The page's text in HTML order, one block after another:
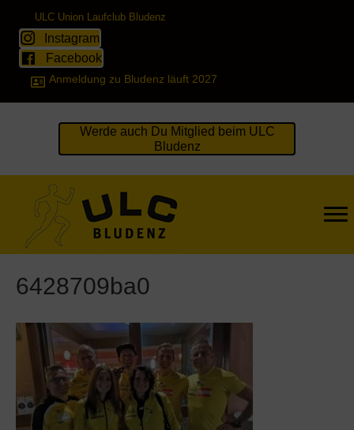
ULC Union Laufclub Bludenz
Instagram
Facebook
Anmeldung zu Bludenz läuft 2027
Werde auch Du Mitglied beim ULC
Bludenz
6428709ba0